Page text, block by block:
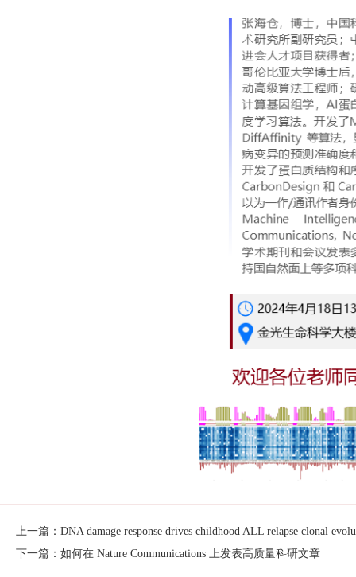
上一篇：DNA damage response drives childhood ALL relapse clonal
下一篇：如何在 Nature Communications 上发表高质量科研文章